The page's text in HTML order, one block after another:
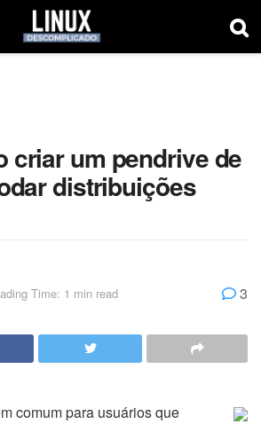
criar um pendrive de
distribuições
Time: 1 min read 3
comum para usuários que